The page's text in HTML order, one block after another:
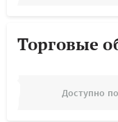
Торговые
Доступно